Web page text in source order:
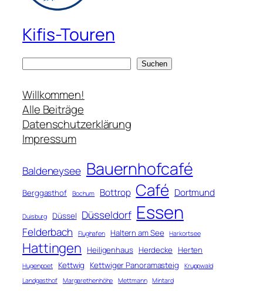
Kifis-Touren
c
h
e
n
Suchen
Willkommen!
Alle Beiträge
Datenschutzerklärung
Impressum
Baldeneysee Bauernhofcafé
Berggasthof Bochum Bottrop Café Dortmund
Duisburg Düssel Düsseldorf Essen
Felderbach Flughafen Haltern am See Harkortsee
Hattingen Heiligenhaus Herdecke Herten
Hugenpoet Kettwig Kettwiger Panoramasteig
Kruppwald
Landgasthof
Margarethenhöhe Mettmann Mintard